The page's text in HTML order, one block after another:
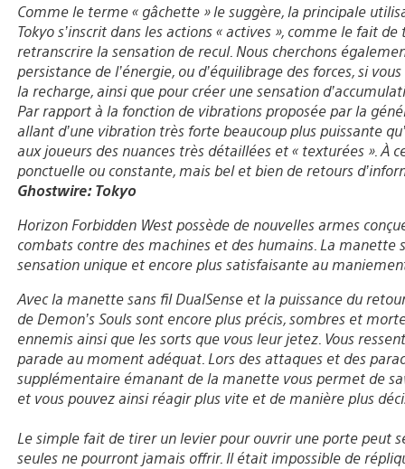
Comme le terme « gâchette » le suggère, la principale
Tokyo s’inscrit dans les actions « actives », comme le fait
retranscrire la sensation de recul. Nous cherchons
persistance de l’énergie, ou d’équilibrage des forces, si
la recharge, ainsi que pour créer une sensation
Par rapport à la fonction de vibrations proposée par la
allant d’une vibration très forte beaucoup plus puissante
aux joueurs des nuances très détaillées et « texturées ». À
ponctuelle ou constante, mais bel et bien de retours
Ghostwire: Tokyo
Horizon Forbidden West possède de nouvelles armes
combats contre des machines et des humains. La
sensation unique et encore plus satisfaisante au
Avec la manette sans fil DualSense et la puissance du
de Demon’s Souls sont encore plus précis, sombres et
ennemis ainsi que les sorts que vous leur jetez. Vous
parade au moment adéquat. Lors des attaques et des
supplémentaire émanant de la manette vous permet de
et vous pouvez ainsi réagir plus vite et de manière plus
Le simple fait de tirer un levier pour ouvrir une porte peut
seules ne pourront jamais offrir. Il était impossible de